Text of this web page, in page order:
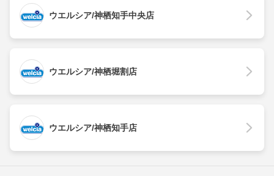
ウエルシア/神栖知手中央店
ウエルシア/神栖堀割店
ウエルシア/神栖知手店